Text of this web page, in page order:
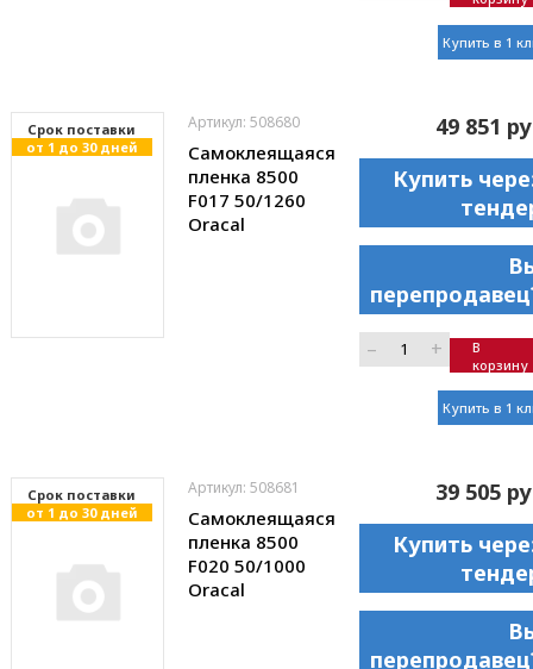
Купить в 1
Cрок поставки
от 1 до 30 дней
Артикул: 508680
Самоклеящаяся
пленка 8500
F017 50/1260
Oracal
49 851
Купить
– +
В
корзину
Купить в 1
Cрок поставки
от 1 до 30 дней
Артикул: 508681
Самоклеящаяся
пленка 8500
F020 50/1000
Oracal
39 505
Купить